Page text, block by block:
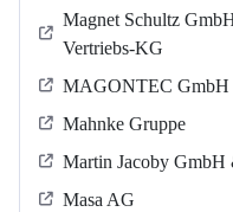
Magnet Schultz
Vertriebs-KG
MAGONTEC GmbH
Mahnke Gruppe
Martin Jacoby
Masa AG